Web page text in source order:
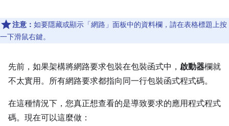
注意： 如要隱藏或顯示「網路」 面板中的資料欄，請在表格標題上按
一下滑鼠右鍵。
先前，如果架構將網路要求包裝在包裝函式中， 啟動器欄就
不太實用。所有網路要求都指向同一行包裝函式程式碼。
在這種情況下，您真正想查看的是導致要求的應用程式程式
碼。現在可以這麼做：